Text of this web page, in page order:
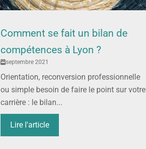
Comment se fait un bilan de
compétences à Lyon ?
septembre 2021
Orientation, reconversion professionnelle
ou simple besoin de faire le point sur votre
carrière : le bilan...
Lire l'article